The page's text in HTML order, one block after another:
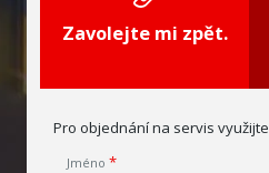
Zavolejte mi zpět.
Pro objednání na servis využijte
Jméno